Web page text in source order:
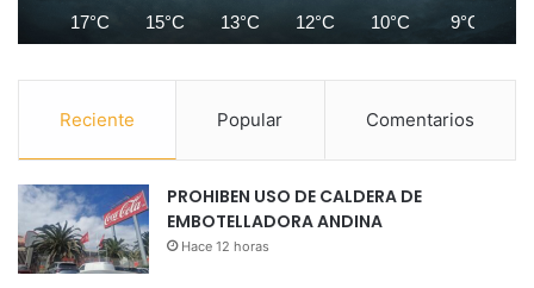
17°C 15°C 13°C 12°C 10°C 9°C
Reciente Popular Comentarios
PROHIBEN USO DE CALDERA DE
EMBOTELLADORA ANDINA
Hace 12 horas